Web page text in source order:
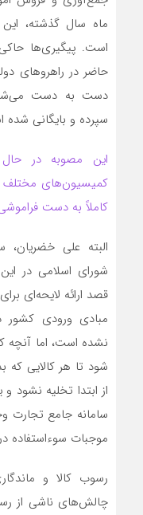
ماه سال گذشته،
است. پیگیری‌ها
حاضر در راهروهای
دست به دست
سپرده و بایگانی
این مصوبه در
کمیسیون‌های
کاملاً به دست
شورای اسلامی در
قصد ارائه لایحه‌ای
مبادی ورودی کشور
نشده است، اما
شود تا هر کالایی
از ابتدا تخلیه نشود و
سامانه جامع تجارت
موجبات سوءاستفاده
رسوب کالا و
چالش‌های ناشی از